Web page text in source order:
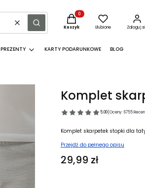
WyczyśćSzukaj
Produkty w koszyku: 0.
Koszyk Ulubione Zaloguj
PREZENTY KARTY PODARUNKOWE BLOG
Komplet
5.00(Oceny: 6755
Komplet skarpetek stopki dla
Przejdź do pełnego opisu
Cena
29,99 zł